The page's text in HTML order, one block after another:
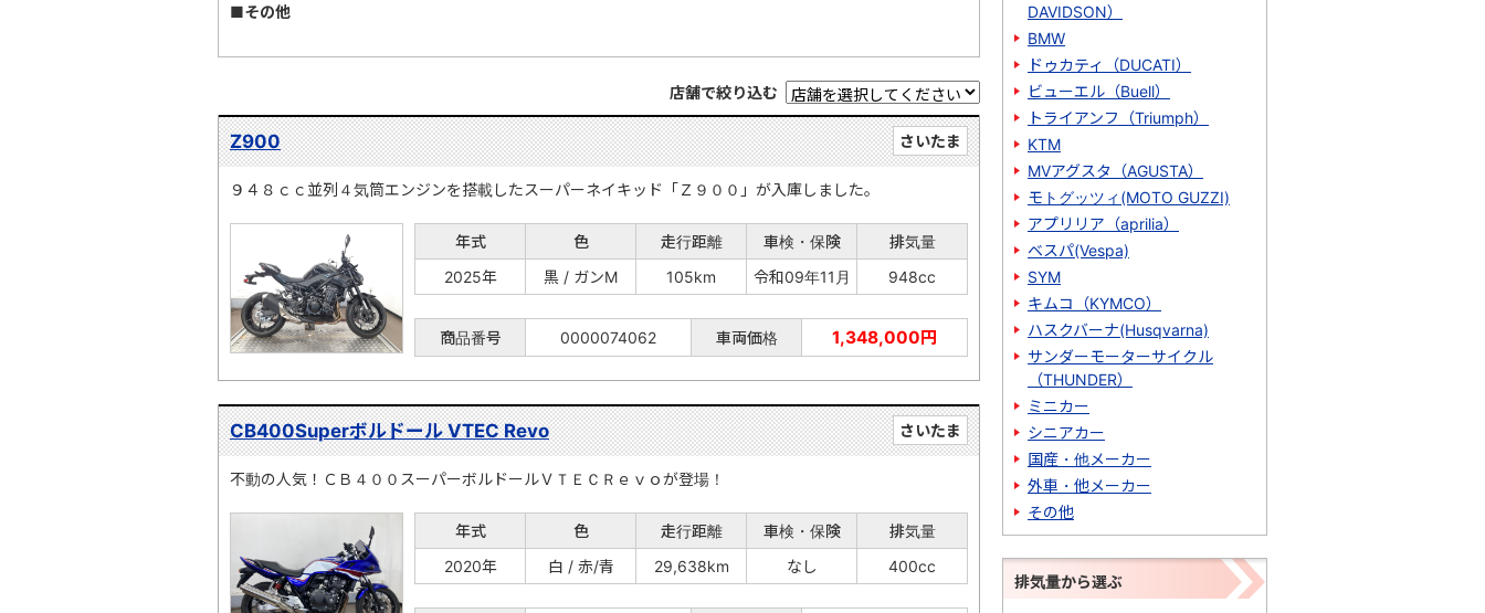
■その他
店舗で絞り込む
さいたま
Z900
９４８ｃｃ並列４気筒エンジンを搭載したスーパーネイキッド「Ｚ９００」が入庫しました。
年式 色 走行距離 車検・保険
排気量
2025年
黒 / ガンM 105km 令和09年11月 948cc
商品番号 0000074062 車両価格 1,348,000円
さいたま
CB400Superボルドール VTEC Revo
不動の人気！ＣＢ４００スーパーボルドールＶＴＥＣＲｅｖｏが登場！
年式 色 走行距離 車検・保険
排気量
2020年
白 / 赤/青 29,638km なし 400cc
DAVIDSON）
BMW
ドゥカティ（DUCATI）
ビューエル（Buell）
トライアンフ（Triumph）
KTM
MVアグスタ（AGUSTA）
モトグッツィ(MOTO GUZZI)
アプリリア（aprilia）
ベスパ(Vespa)
SYM
キムコ（KYMCO）
ハスクバーナ(Husqvarna)
サンダーモーターサイクル
（THUNDER）
ミニカー
シニアカー
国産・他メーカー
外車・他メーカー
その他
排気量から選ぶ